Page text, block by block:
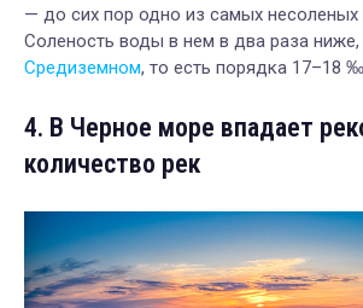
— до сих пор одно из самых несоленых
Соленость воды в нем в два раза ниже,
Средиземном, то есть порядка 17–18
4. В Черное море впадает
количество рек